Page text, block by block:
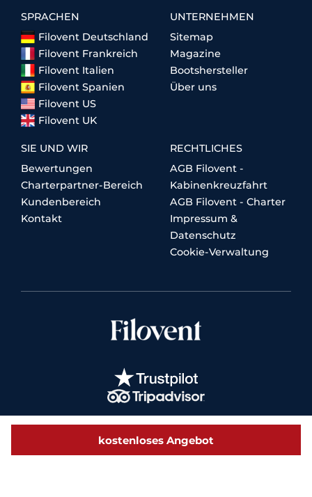
kostenloses Angebot
SPRACHEN
Filovent Deutschland
Filovent Frankreich
Filovent Italien
Filovent Spanien
Filovent US
Filovent UK
UNTERNEHMEN
Sitemap
Magazine
Bootshersteller
Über uns
SIE UND WIR
Bewertungen
Charterpartner-Bereich
Kundenbereich
Kontakt
RECHTLICHES
AGB Filovent -
Kabinenkreuzfahrt
AGB Filovent - Charter
Impressum &
Datenschutz
Cookie-Verwaltung
© 2026 Filovent